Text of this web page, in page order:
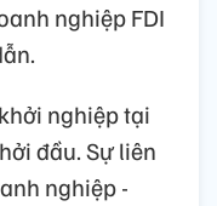
nghiệp FDI
nghiệp tại
đầu. Sự liên
nghiệp -